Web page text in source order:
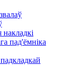
накладкі
пад'ёмніка